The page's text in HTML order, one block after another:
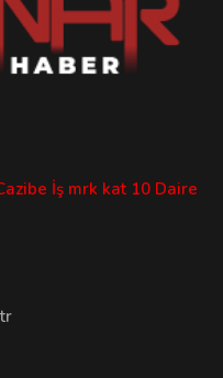
İş mrk kat 10 Daire